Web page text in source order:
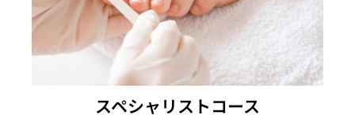
スペシャリストコース